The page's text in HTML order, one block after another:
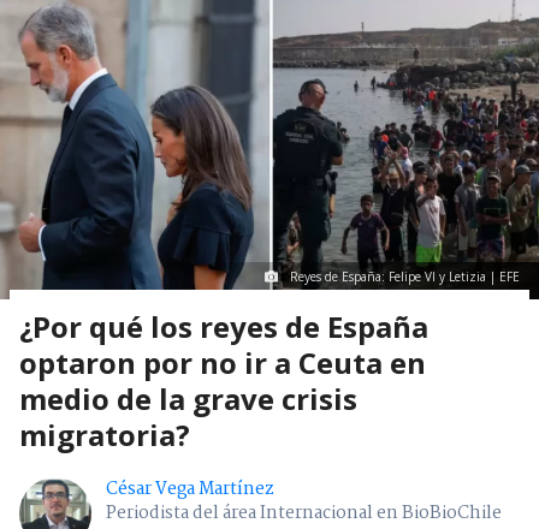
Reyes de España: Felipe VI y Letizia | EFE
¿Por qué los reyes de España
optaron por no ir a Ceuta en
medio de la grave crisis
migratoria?
César Vega Martínez
Periodista del área Internacional en BioBioChile